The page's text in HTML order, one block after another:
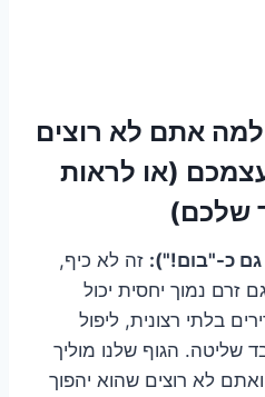
למה אתם לא רוצים
(או לראות
שלכם)
כ-"בום!"): זה לא כיף,
זרם נמוך יחסית יכול
בלתי רצונית, ליפול
שליטה. הגוף שלנו מוליך
לא רוצים שהוא יהפוך